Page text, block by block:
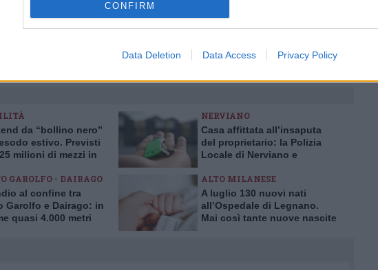
CONFIRM
Data Deletion Data Access Privacy Policy
Accedioregistratiper commentare questo articolo.
mostrata ai visitatori. Il contenuto di questo commento esprime il pensiero dell'autore e
di VareseNews.it, che rimane autonoma e indipendente. I messaggi inclusi nei commenti
post inviati dai singoli lettori che possono essere automaticamente pubblicati senza filtro
uno o più link a siti esterni verranno rimossi in automatico dal sistema.
da “bollino nero”
estivo. Previsti
milioni di mezzi in
NERVIANO
Casa affittata all’insaputa
del proprietario: la Polizia
Locale di Nerviano e
GAROLFO - DAIRAGO
al confine tra
Garolfo e Dairago: in
quasi 4.000 metri
ALTO MILANESE
A luglio 130 nuovi nati
all’Ospedale di Legnano.
Mai così tante nuove nascite